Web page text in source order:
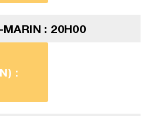
MARIN : 20H00
: